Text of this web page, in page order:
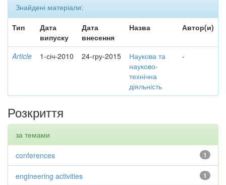
Знайдені матеріали:
Тип
Дата
випуску
Дата
внесення
Назва Автор(и)
Article 1-січ-2010 24-гру-2015
Наукова та
науково-
технічна
діяльність
-
Розкриття
за темами
1
conferences
1
engineering activities